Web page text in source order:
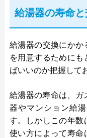
給湯器の寿命
給湯器の交換にかか
を用意するために
ばいいのか把握して
給湯器の寿命は、ガ
器やマンション給
す。しかしこの年数
使い方によって寿命